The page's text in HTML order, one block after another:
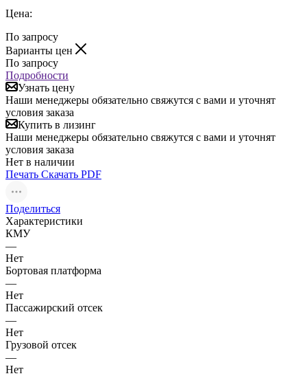
Цена:
По запросу
Варианты цен
По запросу
Подробности
Узнать цену
Наши менеджеры обязательно свяжутся с вами и уточнят
условия заказа
Купить в лизинг
Наши менеджеры обязательно свяжутся с вами и уточнят
условия заказа
Нет в наличии
Печать Скачать PDF
Поделиться
Характеристики
КМУ
—
Нет
Бортовая платформа
—
Нет
Пассажирский отсек
—
Нет
Грузовой отсек
—
Нет